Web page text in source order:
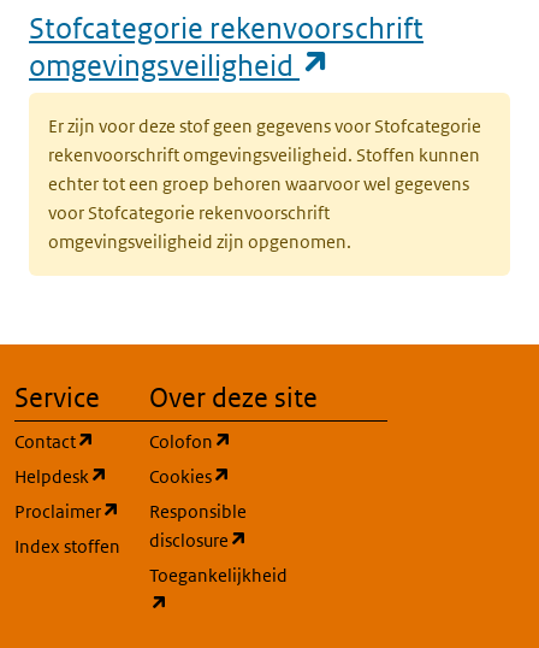
Stofcategorie rekenvoorschrift
omgevingsveiligheid
Er zijn voor deze stof geen gegevens voor Stofcategorie
rekenvoorschrift omgevingsveiligheid. Stoffen kunnen
echter tot een groep behoren waarvoor wel gegevens
voor Stofcategorie rekenvoorschrift
omgevingsveiligheid zijn opgenomen.
Service
Contact
(opent in een nieuw tabblad)
Helpdesk
(opent in een nieuw tabblad)
Proclaimer
(opent in een nieuw tabblad)
Index stoffen
Over deze site
Colofon
Cookies
Responsible
disclosure
Toegankelijkheid